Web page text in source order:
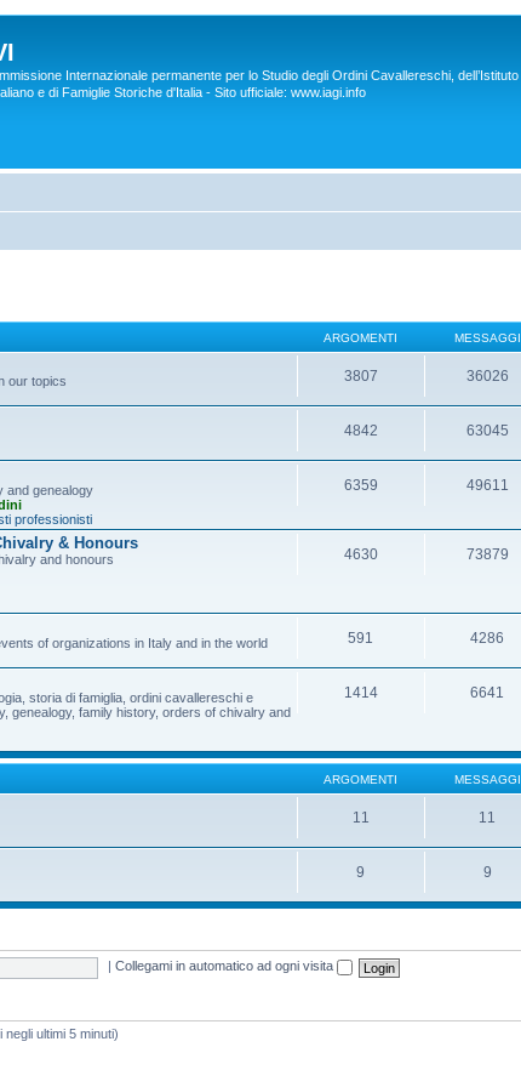
Internazionale permanente per lo Studio degli Ordini Cavallereschi, dell’Istituto
e di Famiglie Storiche d'Italia - Sito ufficiale: www.iagi.info
ARGOMENTI MESSAGGI
our topics
3807 36026
4842 63045
and genealogy
professionisti
6359 49611
& Honours
and honours
4630 73879
of organizations in Italy and in the world
591 4286
storia di famiglia, ordini cavallereschi e
genealogy, family history, orders of chivalry and
1414 6641
ARGOMENTI MESSAGGI
11 11
9 9
|Collegami in automatico ad ogni visita
ultimi 5 minuti)